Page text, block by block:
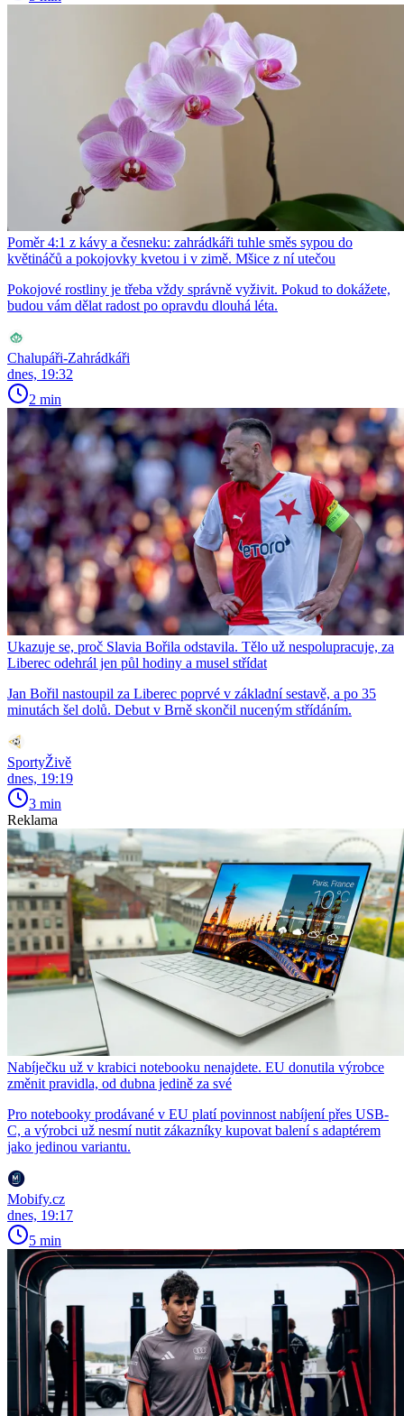
Poměr 4:1 z kávy a česneku: zahrádkáři tuhle směs sypou do
květináčů a pokojovky kvetou i v zimě. Mšice z ní utečou
Pokojové rostliny je třeba vždy správně vyživit. Pokud to dokážete,
budou vám dělat radost po opravdu dlouhá léta.
Chalupáři-Zahrádkáři
dnes, 19:32
2 min
Ukazuje se, proč Slavia Bořila odstavila. Tělo už nespolupracuje, za
Liberec odehrál jen půl hodiny a musel střídat
Jan Bořil nastoupil za Liberec poprvé v základní sestavě, a po 35
minutách šel dolů. Debut v Brně skončil nuceným střídáním.
SportyŽivě
dnes, 19:19
3 min
Reklama
Nabíječku už v krabici notebooku nenajdete. EU donutila výrobce
změnit pravidla, od dubna jedině za své
Pro notebooky prodávané v EU platí povinnost nabíjení přes USB-
C, a výrobci už nesmí nutit zákazníky kupovat balení s adaptérem
jako jedinou variantu.
Mobify.cz
dnes, 19:17
5 min